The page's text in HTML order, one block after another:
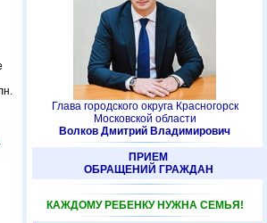
.
Глава городского округа Красногорск
Московской области
Волков Дмитрий Владимирович
ПРИЕМ
ОБРАЩЕНИЙ ГРАЖДАН
КАЖДОМУ РЕБЕНКУ НУЖНА СЕМЬЯ!